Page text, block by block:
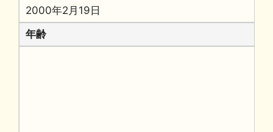
2000年2月19日
年齢